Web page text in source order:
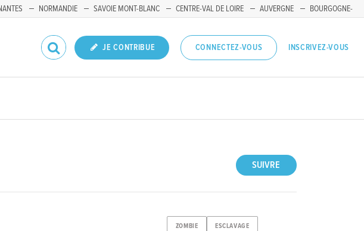
NORMANDIE SAVOIE MONT-BLANC CENTRE-VAL DE LOIRE AUVERGNE
BOURGOGNE-
JE CONTRIBUE CONNECTEZ-VOUS INSCRIVEZ-VOUS
SUIVRE
ZOMBIE ESCLAVAGE